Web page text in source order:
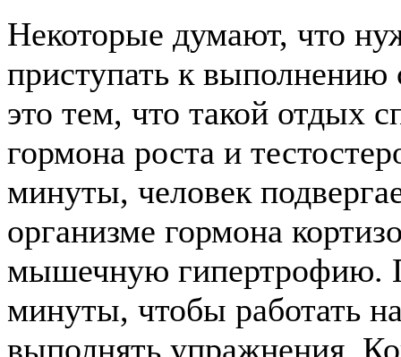
Некоторые думают, что
приступать к
это тем, что такой отдых
гормона роста и
минуты, человек
организме гормона
мышечную гипертрофию.
минуты, чтобы работать
выполнять упражнения.